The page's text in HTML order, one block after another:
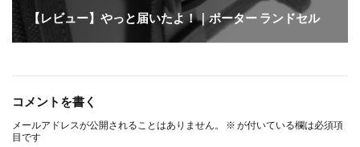
【レビュー】やっと届いたよ！｜ポーター ランドセル
コメントを書く
メールアドレスが公開されることはありません。 ※ が付いている欄は必須項
目です